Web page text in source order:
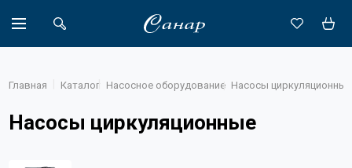
Главная Каталог Насосное оборудование Насосы циркуляционные
Насосы циркуляционные